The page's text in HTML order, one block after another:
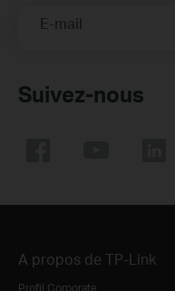
E-mail
Suivez-nous
A propos de TP-Link
Profil Corporate